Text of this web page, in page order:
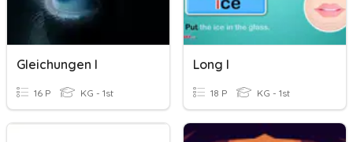
Gleichungen I
16 P KG - 1st
Long I
18 P KG - 1st